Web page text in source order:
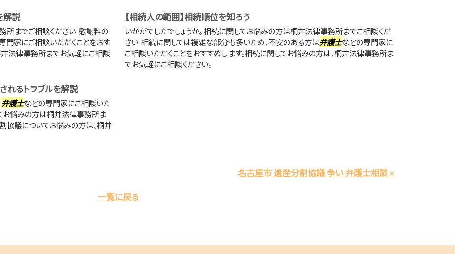
解説
所までご相談ください 慰謝料の
門家にご相談いただくことをおす
井法律事務所までお気軽にご相談
【相続人の範囲】相続順位を知ろう
いかがでしたでしょうか。 相続に関してお悩みの方は桐井法律事務所までご相談くだ
さい 相続に関しては複雑な部分も多いため、不安のある方は弁護士などの専門家に
ご相談いただくことをおすすめします。相続に関してお悩みの方は、桐井法律事務所ま
でお気軽にご相談ください。
れるトラブルを解説
弁護士などの専門家にご相談いた
お悩みの方は桐井法律事務所ま
協議についてお悩みの方は、桐井
名古屋市 遺産分割協議 争い 弁護士相談 »
一覧に戻る